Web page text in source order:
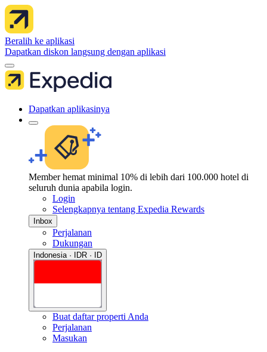
Beralih ke aplikasi
Dapatkan diskon langsung dengan aplikasi
Dapatkan aplikasinya
Member hemat minimal 10% di lebih dari 100.000 hotel di
seluruh dunia apabila login.
Login
Selengkapnya tentang Expedia Rewards
Inbox
Perjalanan
Dukungan
Indonesia · IDR · ID
Buat daftar properti Anda
Perjalanan
Masukan